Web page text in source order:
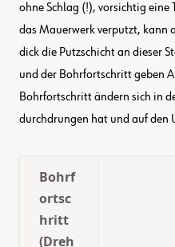
ohne Schlag (!), vorsichtig eine
das Mauerwerk verputzt, kann
dick die Putzschicht an dieser
und der Bohrfortschritt geben
Bohrfortschritt ändern sich in
durchdrungen hat und auf den
Bohrf
ortsc
hritt
(Dreh